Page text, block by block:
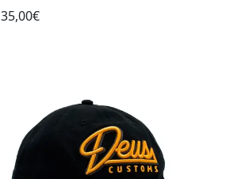
35,00€